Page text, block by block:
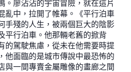
。廖沾沾的宇宙冒險，就在這片
亂中，拉開了帷幕。《平行泊車
手殘的人生，被兩個巨大的陰影
平行泊車。他那輛老舊的掀背
的駕駛焦慮，從未在他需要時提
他面臨的是城市傳說中最恐怖的
與一間專賣金屬雕像的畫廊之間